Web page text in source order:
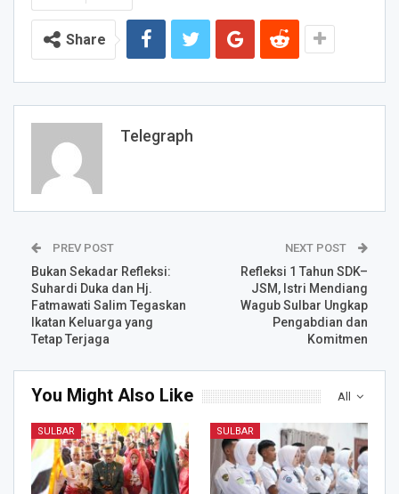
Share
Telegraph
PREV POST
Bukan Sekadar Refleksi:
Suhardi Duka dan Hj.
Fatmawati Salim Tegaskan
Ikatan Keluarga yang
Tetap Terjaga
NEXT POST
Refleksi 1 Tahun SDK–
JSM, Istri Mendiang
Wagub Sulbar Ungkap
Pengabdian dan
Komitmen
All
You Might Also Like
SULBAR SULBAR